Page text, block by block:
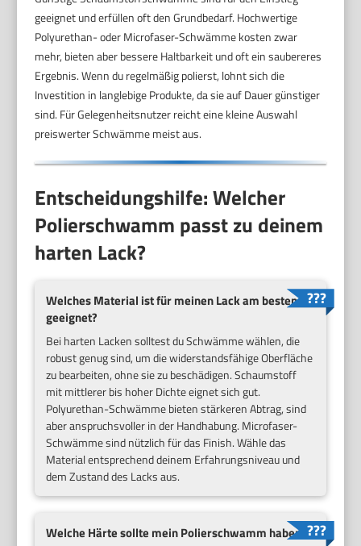
geeignet und erfüllen oft den Grundbedarf. Hochwertige
Polyurethan- oder Microfaser-Schwämme kosten zwar
mehr, bieten aber bessere Haltbarkeit und oft ein saubereres
Ergebnis. Wenn du regelmäßig polierst, lohnt sich die
Investition in langlebige Produkte, da sie auf Dauer günstiger
sind. Für Gelegenheitsnutzer reicht eine kleine Auswahl
preiswerter Schwämme meist aus.
Entscheidungshilfe: Welcher
Polierschwamm passt zu deinem
harten Lack?
Welches Material ist für meinen Lack am besten
geeignet?
Bei harten Lacken solltest du Schwämme wählen, die
robust genug sind, um die widerstandsfähige Oberfläche
zu bearbeiten, ohne sie zu beschädigen. Schaumstoff
mit mittlerer bis hoher Dichte eignet sich gut.
Polyurethan-Schwämme bieten stärkeren Abtrag, sind
aber anspruchsvoller in der Handhabung. Microfaser-
Schwämme sind nützlich für das Finish. Wähle das
Material entsprechend deinem Erfahrungsniveau und
dem Zustand des Lacks aus.
Welche Härte sollte mein Polierschwamm haben?